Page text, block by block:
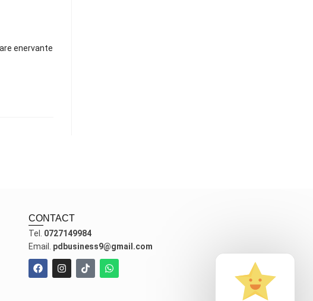
enervante
CONTACT
Tel. 0727149984
Email. pdbusiness9@gmail.com